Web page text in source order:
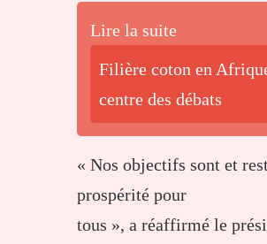
Lire la suite
Filière coton en
centre des débats
« Nos objectifs sont et
prospérité pour
tous », a réaffirmé le